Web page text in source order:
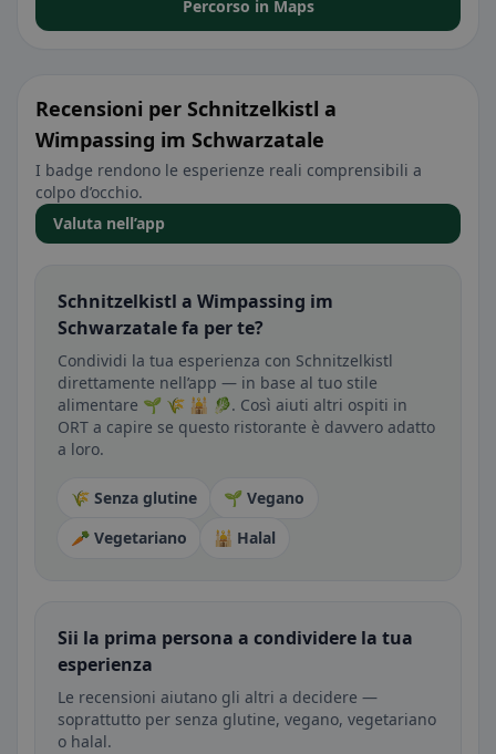
Percorso in Maps
Recensioni per Schnitzelkistl a
Wimpassing im Schwarzatale
I badge rendono le esperienze reali comprensibili a
colpo d’occhio.
Valuta nell’app
Schnitzelkistl a Wimpassing im
Schwarzatale fa per te?
Condividi la tua esperienza con Schnitzelkistl
direttamente nell’app — in base al tuo stile
alimentare 🌱 🌾 🕌 🥬. Così aiuti altri ospiti in
ORT a capire se questo ristorante è davvero adatto
a loro.
🌾 Senza glutine
🌱 Vegano
🥕 Vegetariano
🕌 Halal
Sii la prima persona a condividere la tua
esperienza
Le recensioni aiutano gli altri a decidere —
soprattutto per senza glutine, vegano, vegetariano
o halal.